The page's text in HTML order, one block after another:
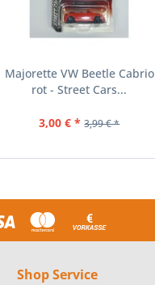
Majorette VW Beetle Cabrio
rot - Street Cars...
3,00 € * 3,99 € *
Shop Service